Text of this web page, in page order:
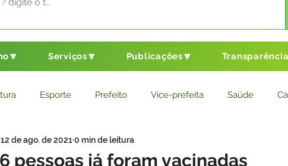
Serviços🔽 Publicações🔽
Esporte Prefeito Vice-prefeita Saúde
Saneamento Básico Agricultura Cultura
pessoas já foram vacinadas
12 de ago. de 20210 min de leitura